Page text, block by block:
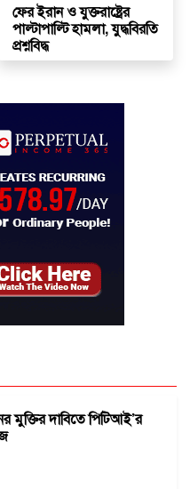
ফের ইরান ও যুক্তরাষ্ট্রের
পাল্টাপাল্টি হামলা, যুদ্ধবিরতি
প্রশ্নবিদ্ধ
মুক্তির দাবিতে পিটিআই’র